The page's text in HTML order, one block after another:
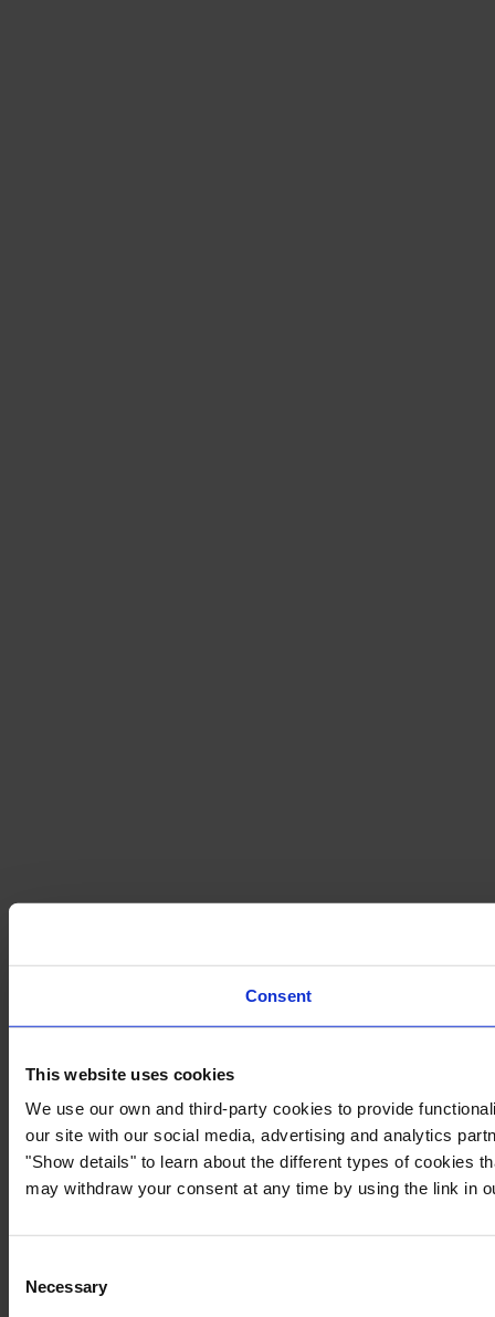
Consent
This website uses cookies
We use our own and third-party cookies to provide
our site with our social media, advertising and analytics
"Show details" to learn about the different types of cookies
may withdraw your consent at any time by using the link in
Selection
Necessary